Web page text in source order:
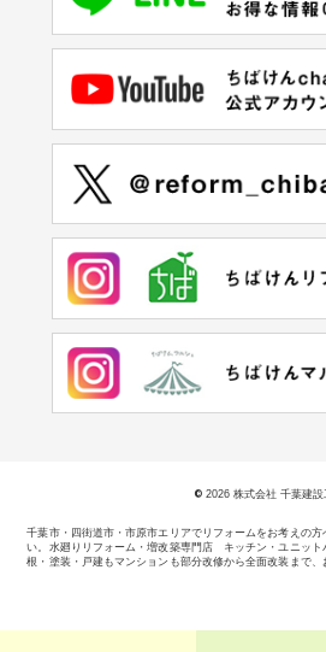
千葉市・四街道市・市原市エリアでリフォームをお考えの
い。 水廻りリフォーム・増改築専門店 キッチン・ユニット
根・塗装・戸建もマンションも部分改修から全面改装まで、
© 2026 株式会社 千葉建設